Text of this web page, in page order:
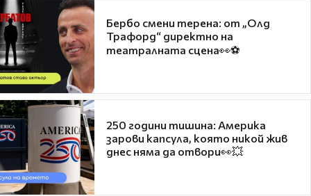
Бербо смени терена: от „Олд
Трафорд“ директно на
театралната сцена👀⚽
250 години тишина: Америка
зарови капсула, която никой жив
днес няма да отвори👀💥